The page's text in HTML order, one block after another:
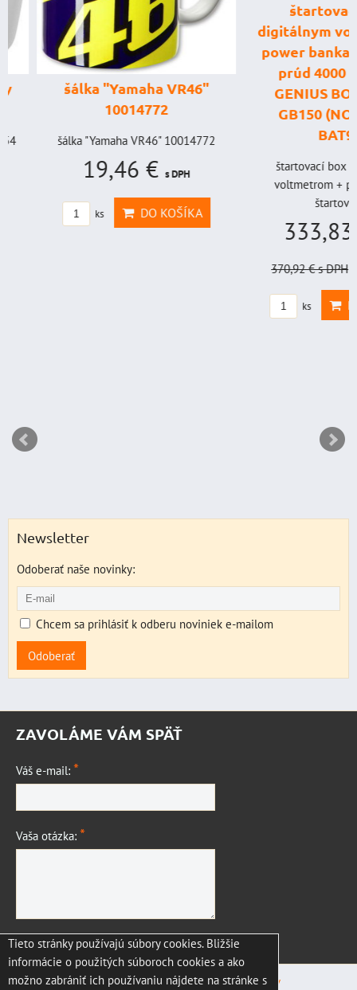
šálka "Yamaha VR46"
10014772
šálka "Yamaha VR46" 10014772
19,46 €s DPH
ks DO KOŠÍKA
štartovací
digitálnym
power banka,
prúd 4000 A,
GENIUS BOOST
GB150 (NOCO
BAT998
štartovací box s
voltmetrom + power
štartovací...
333,83 €
370,92 €s DPH Zľava
ks DO
Newsletter
Odoberať naše novinky:
Chcem sa prihlásiť k odberu noviniek e-mailom
Odoberať
ZAVOLÁME VÁM SPÄŤ
Váš e-mail: *
Vaša otázka: *
Odoslať
Predvoľby súkromia
Zásady ochrany osobných údajov
Tieto stránky používajú súbory cookies. Bližšie
informácie o použitých súboroch cookies a ako
možno zabrániť ich používaniu nájdete na stránke s